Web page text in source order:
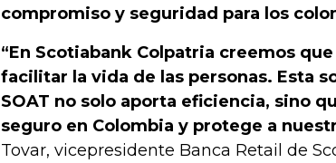
compromiso y seguridad para los
“En Scotiabank Colpatria creemos
facilitar la vida de las personas. Esta
SOAT no solo aporta eficiencia, sino
seguro en Colombia y protege a
Tovar, vicepresidente Banca Retail de